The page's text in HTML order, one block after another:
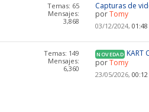
Temas: 65
Mensajes:
3,868
Capturas de
porTomy
03/12/2024,01:48
Temas: 149
Mensajes:
6,360
NOVEDAD KART
porTomy
23/05/2026,00:12